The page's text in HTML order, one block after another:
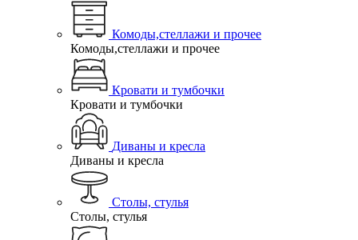
Комоды,стеллажи и прочее
Комоды,стеллажи и прочее
Кровати и тумбочки
Кровати и тумбочки
Диваны и кресла
Диваны и кресла
Столы, стулья
Столы, стулья